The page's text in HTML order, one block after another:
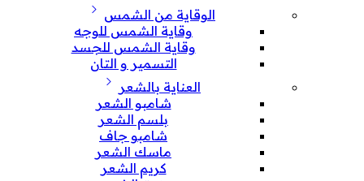
الوقاية من الشمس
وقاية الشمس للوجه
وقاية الشمس للجسد
التسمير و التان
العناية بالشعر
شامبو الشعر
بلسم الشعر
شامبو جاف
ماسك الشعر
كريم الشعر